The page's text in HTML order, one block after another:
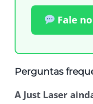
Fale
Perguntas
A Just Laser